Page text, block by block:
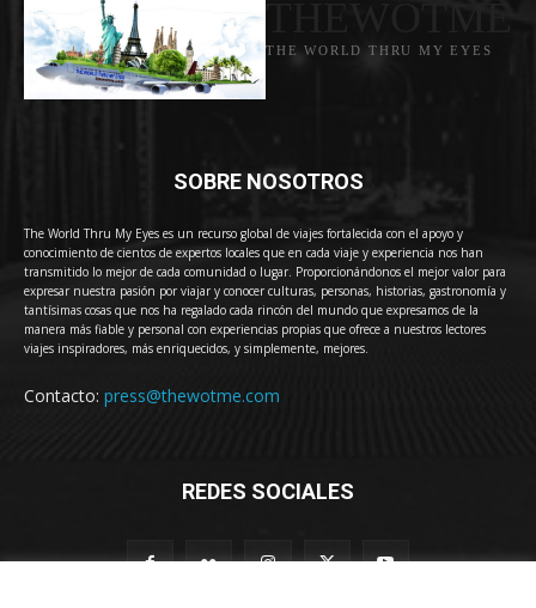
THE WORLD THRU MY EYES
SOBRE NOSOTROS
The World Thru My Eyes es un recurso global de viajes fortalecida con el apoyo y
conocimiento de cientos de expertos locales que en cada viaje y experiencia nos han
transmitido lo mejor de cada comunidad o lugar. Proporcionándonos el mejor valor para
expresar nuestra pasión por viajar y conocer culturas, personas, historias, gastronomía y
tantísimas cosas que nos ha regalado cada rincón del mundo que expresamos de la
manera más fiable y personal con experiencias propias que ofrece a nuestros lectores
viajes inspiradores, más enriquecidos, y simplemente, mejores.
Contacto: press@thewotme.com
REDES SOCIALES